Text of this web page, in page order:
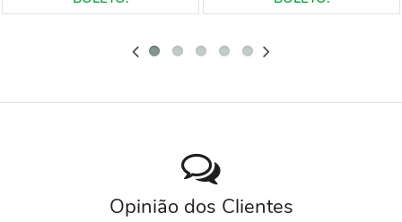
Opinião dos Clientes